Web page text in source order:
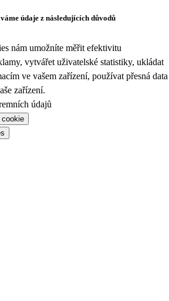
údaje z následujících důvodů
nám umožníte měřit efektivitu
vytvářet uživatelské statistiky, ukládat
ve vašem zařízení, používat přesná data
zařízení.
údajů
cookie